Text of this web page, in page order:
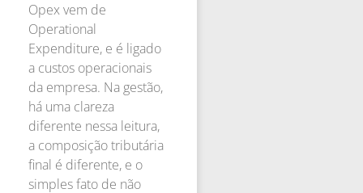
Opex vem de
Operational
Expenditure, e é ligado
a custos operacionais
da empresa. Na gestão,
há uma clareza
diferente nessa leitura,
a composição tributária
final é diferente, e o
simples fato de não